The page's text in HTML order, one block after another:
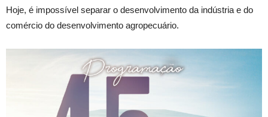
Hoje, é impossível separar o desenvolvimento da indústria e do
comércio do desenvolvimento agropecuário.